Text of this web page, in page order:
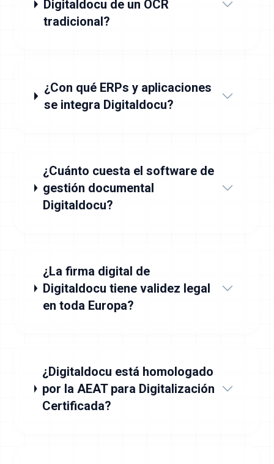
Digitaldocu de un OCR
tradicional?
¿Con qué ERPs y aplicaciones
se integra Digitaldocu?
¿Cuánto cuesta el software de
gestión documental
Digitaldocu?
¿La firma digital de
Digitaldocu tiene validez legal
en toda Europa?
¿Digitaldocu está homologado
por la AEAT para Digitalización
Certificada?